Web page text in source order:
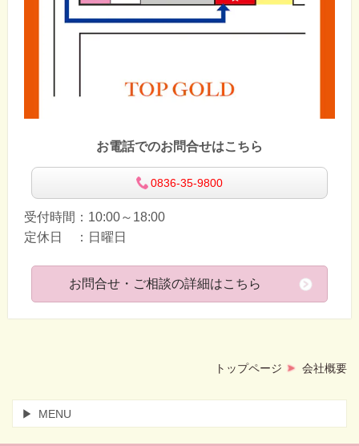
お電話でのお問合せはこちら
0836-35-9800
受付時間：10:00～18:00
定休日 ：日曜日
お問合せ・ご相談の詳細はこちら
トップページ 会社概要
MENU